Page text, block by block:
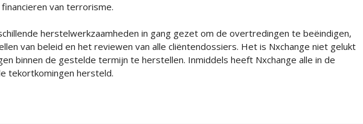
van terrorisme.
herstelwerkzaamheden in gang gezet om de overtredingen te beëindigen,
van beleid en het reviewen van alle cliëntendossiers. Het is Nxchange niet gelukt
binnen de gestelde termijn te herstellen. Inmiddels heeft Nxchange alle in de
tekortkomingen hersteld.